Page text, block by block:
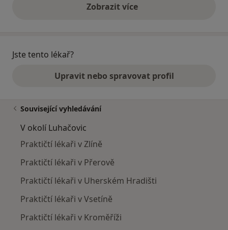
Zobrazit vícevýše uvedené názory
Jste tento lékař?
Upravit nebo spravovat profil
Související vyhledávání
V okolí Luhačovic
Praktičtí lékaři v Zlíně
Praktičtí lékaři v Přerově
Praktičtí lékaři v Uherském Hradišti
Praktičtí lékaři v Vsetíně
Praktičtí lékaři v Kroměříži